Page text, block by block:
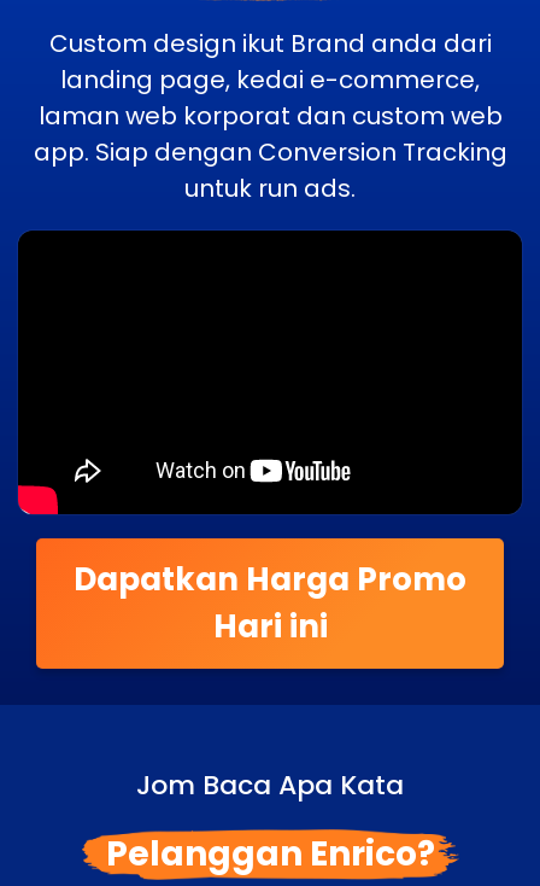
Custom design ikut Brand anda dari
landing page, kedai e-commerce,
laman web korporat dan custom web
app. Siap dengan Conversion Tracking
untuk run ads.
Dapatkan Harga Promo
Hari ini
Jom Baca Apa Kata
Pelanggan Enrico?